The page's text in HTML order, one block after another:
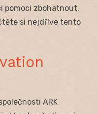
pomoci zbohatnout.
si nejdříve tento
ARK